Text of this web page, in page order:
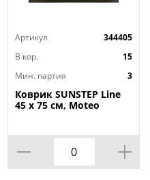
Артикул
344405
В кор.
15
Мин. партия
3
Коврик SUNSTEP Line
45 х 75 см, Moteo